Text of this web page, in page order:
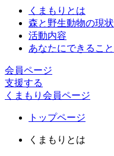
くまもりとは
森と野生動物の現状
活動内容
あなたにできること
会員ページ
支援する
くまもり会員ページ
トップページ
くまもりとは